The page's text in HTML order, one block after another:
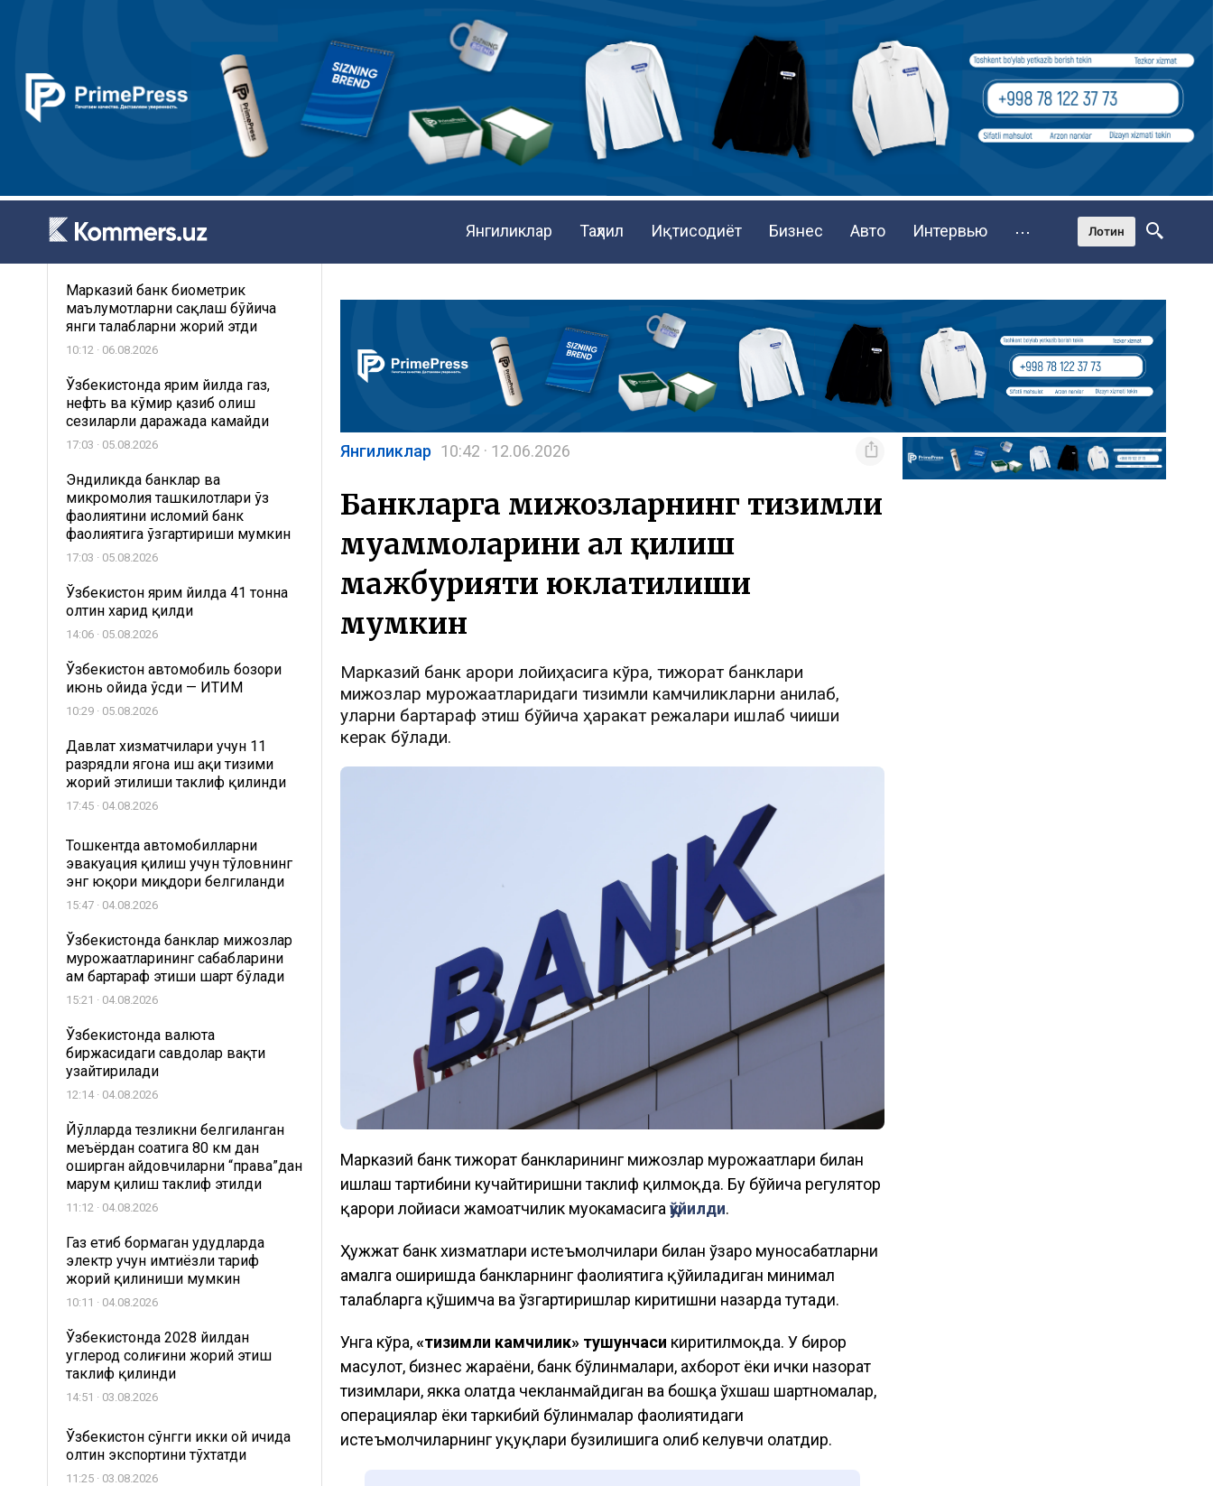
Янгиликлар Таҳлил Иқтисодиёт Бизнес Авто Интервью ⋯ Лотин
Марказий банк биометрик
маълумотларни сақлаш бўйича
янги талабларни жорий этди
10:12 · 06.08.2026
Ўзбекистонда ярим йилда газ,
нефть ва кўмир қазиб олиш
сезиларли даражада камайди
17:03 · 05.08.2026
Эндиликда банклар ва
микромолия ташкилотлари ўз
фаолиятини исломий банк
фаолиятига ўзгартириши мумкин
17:03 · 05.08.2026
Ўзбекистон ярим йилда 41 тонна
олтин харид қилди
14:06 · 05.08.2026
Ўзбекистон автомобиль бозори
июнь ойида ўсди — ИТИМ
10:29 · 05.08.2026
Давлат хизматчилари учун 11
разрядли ягона иш ҳақи тизими
жорий этилиши таклиф қилинди
17:45 · 04.08.2026
Тошкентда автомобилларни
эвакуация қилиш учун тўловнинг
энг юқори миқдори белгиланди
15:47 · 04.08.2026
Ўзбекистонда банклар мижозлар
мурожаатларининг сабабларини
ҳам бартараф этиши шарт бўлади
15:21 · 04.08.2026
Ўзбекистонда валюта
биржасидаги савдолар вақти
узайтирилади
12:14 · 04.08.2026
Йўлларда тезликни белгиланган
меъёрдан соатига 80 км дан
оширган ҳайдовчиларни “права”дан
маҳрум қилиш таклиф этилди
11:12 · 04.08.2026
Газ етиб бормаган ҳудудларда
электр учун имтиёзли тариф
жорий қилиниши мумкин
10:11 · 04.08.2026
Ўзбекистонда 2028 йилдан
углерод солиғини жорий этиш
таклиф қилинди
14:51 · 03.08.2026
Ўзбекистон сўнгги икки ой ичида
олтин экспортини тўхтатди
11:25 · 03.08.2026
Янгиликлар 10:42 · 12.06.2026
Банкларга мижозларнинг тизимли
муаммоларини ҳал қилиш
мажбурияти юклатилиши
мумкин
Марказий банк қарори лойиҳасига кўра, тижорат банклари
мижозлар мурожаатларидаги тизимли камчиликларни аниқлаб,
уларни бартараф этиш бўйича ҳаракат режалари ишлаб чиқиши
керак бўлади.
Марказий банк тижорат банкларининг мижозлар мурожаатлари билан
ишлаш тартибини кучайтиришни таклиф қилмоқда. Бу бўйича регулятор
қарори лойиҳаси жамоатчилик муҳокамасигақўйилди.
Ҳужжат банк хизматлари истеъмолчилари билан ўзаро муносабатларни
амалга оширишда банкларнинг фаолиятига қўйиладиган минимал
талабларга қўшимча ва ўзгартиришлар киритишни назарда тутади.
Унга кўра,«тизимли камчилик» тушунчаси киритилмоқда. У бирор
маҳсулот, бизнес жараёни, банк бўлинмалари, ахборот ёки ички назорат
тизимлари, якка ҳолатда чекланмайдиган ва бошқа ўхшаш шартномалар,
операциялар ёки таркибий бўлинмалар фаолиятидаги
истеъмолчиларнинг ҳуқуқлари бузилишига олиб келувчи ҳолатдир.